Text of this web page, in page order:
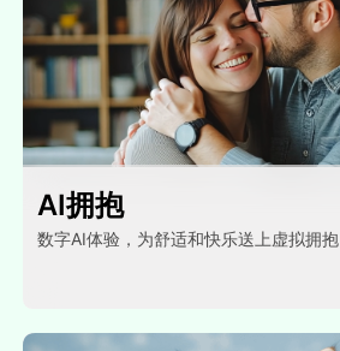
AI拥抱
数字AI体验，为舒适和快乐送上虚拟拥抱